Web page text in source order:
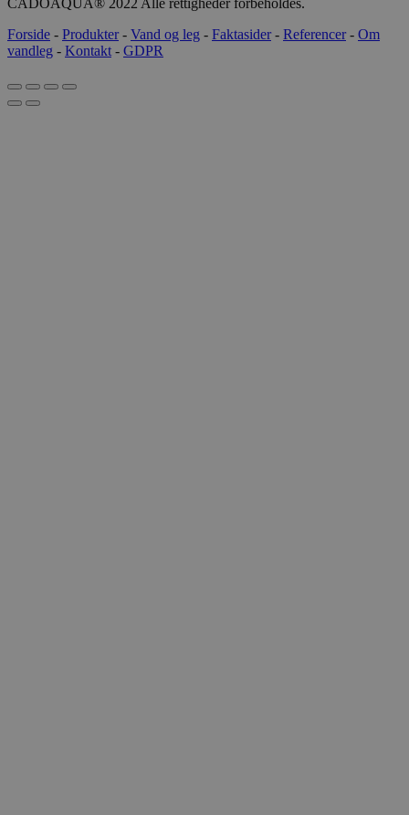
CADOAQUA® 2022 Alle rettigheder forbeholdes.
Forside - Produkter- Vand og leg - Faktasider- Referencer- Om
vandleg - Kontakt - GDPR